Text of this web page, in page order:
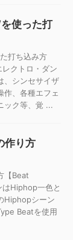
使った打
打ち込み方
クトロ・ダン
、シンセサイザ
作、各種エフェ
ック等、覚 ...
作り方
【Beat
Hiphop一色と
Hiphopシーン
Beatを使用